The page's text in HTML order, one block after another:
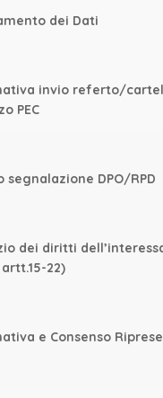
dei Dati
invio referto/
PEC
segnalazione DPO/RPD
dei diritti
artt.15-22)
e Consenso